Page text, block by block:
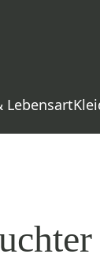
Lebensart